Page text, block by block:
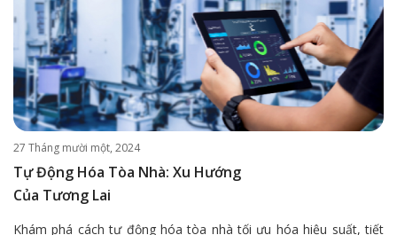
27 Tháng mười một, 2024
Tự Động Hóa Tòa Nhà: Xu Hướng
Của Tương Lai
Khám phá cách tự động hóa tòa nhà tối ưu hóa hiệu suất, tiết